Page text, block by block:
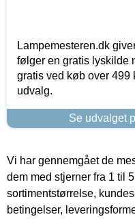
Lampemesteren.dk
følger en gratis lyskilde
gratis ved køb over 499
udvalg.
Se udvalget
Vi har gennemgået de
dem med stjerner fra 1 til
sortimentstørrelse,
betingelser,